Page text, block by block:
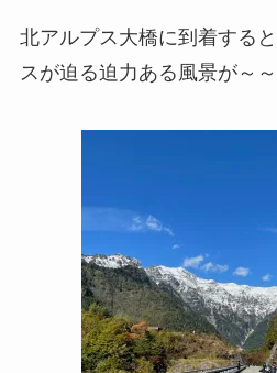
北アルプス大橋に到着する
スが迫る迫力ある風景が～